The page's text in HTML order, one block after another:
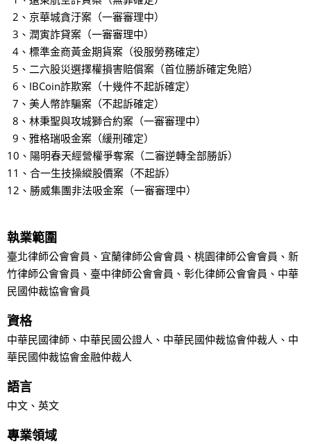
2、京華城貪汙案（一審審理中）
3、潤寅詐貸案（一審審理中）
4、標準金商黃金期貨案（役服勞務確定）
5、二六股災選擇權損害賠償案（首位勝訴確定免賠）
6、IBCoin詐欺案（十幾件不起訴確定）
7、美人幣詐騙案（不起訴確定）
8、林秉聖與攻城獅合約案（一審審理中）
9、雅格瑞吸金案（緩刑確定）
10、陽明春天經營權爭奪案（二審逆轉全部勝訴）
11、合一生技操縱股價案（不起訴）
12、勝威集團非法吸金案（一審審理中）
執業範圍
臺北律師公會會員、宜蘭律師公會會員、桃園律師公會會員、新
竹律師公會會員、臺中律師公會會員、彰化律師公會會員、中華
民國仲裁協會會員
資格
中華民國律師、中華民國公證人、中華民國仲裁協會仲裁人、中
華民國仲裁協會金融仲裁人
語言
中文、英文
專業領域